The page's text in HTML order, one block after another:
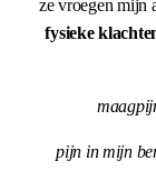
ze vroegen mijn
fysieke
pijn in mijn